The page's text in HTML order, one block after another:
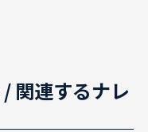
/ 関連するナレ